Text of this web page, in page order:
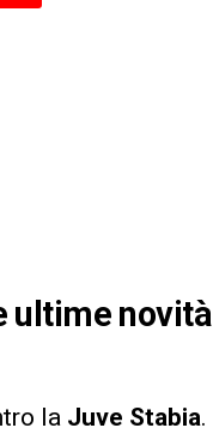
ultime novità
la Juve Stabia.